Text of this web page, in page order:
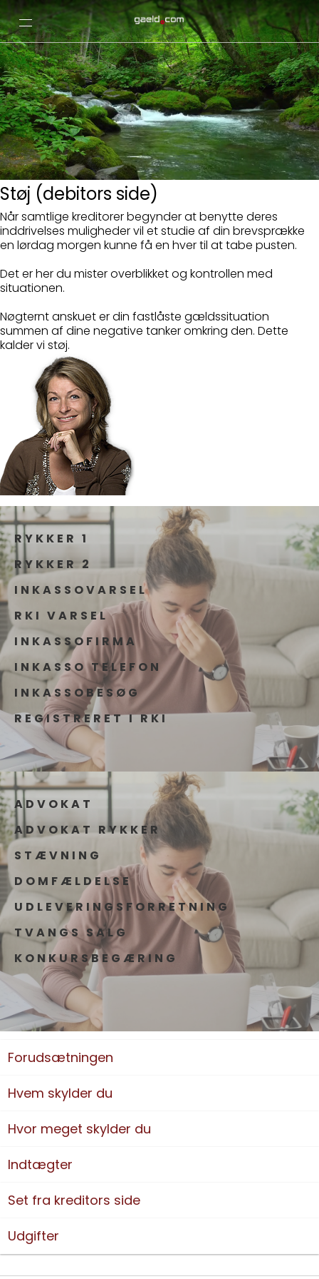
Støj (debitors side)
Når samtlige kreditorer begynder at benytte deres
inddrivelses muligheder vil et studie af din brevsprække
en lørdag morgen kunne få en hver til at tabe pusten.
Det er her du mister overblikket og kontrollen med
situationen.
Nøgternt anskuet er din fastlåste gældssituation
summen af dine negative tanker omkring den. Dette
kalder vi støj.
RYKKER 1
RYKKER 2
INKASSOVARSEL
RKI VARSEL
INKASSOFIRMA
INKASSO TELEFON
INKASSOBESØG
REGISTRERET I RKI
ADVOKAT
ADVOKAT RYKKER
STÆVNING
DOMFÆLDELSE
UDLEVERINGSFORRETNING
TVANGS SALG
KONKURSBEGÆRING
Forudsætningen
Hvem skylder du
Hvor meget skylder du
Indtægter
Set fra kreditors side
Udgifter